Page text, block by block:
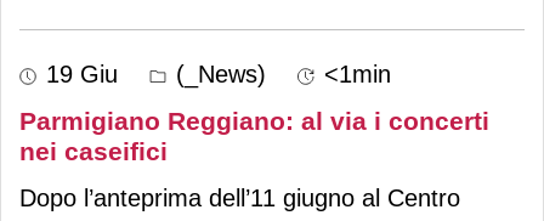
19 Giu (_News) <1min
Parmigiano Reggiano: al via i concerti
nei caseifici
Dopo l’anteprima dell’11 giugno al Centro